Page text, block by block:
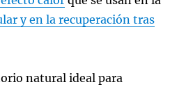
y en la recuperación tras
natural ideal para